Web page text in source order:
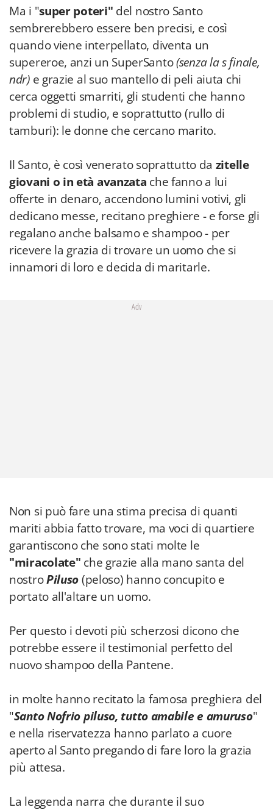
Ma i "super poteri" del nostro Santo
sembrerebbero essere ben precisi, e così
quando viene interpellato, diventa un
supereroe, anzi un SuperSanto(senza la s finale,
ndr) e grazie al suo mantello di peli aiuta chi
cerca oggetti smarriti, gli studenti che hanno
problemi di studio, e soprattutto (rullo di
tamburi): le donne che cercano marito.
Il Santo, è così venerato soprattutto da zitelle
giovani o in età avanzata che fanno a lui
offerte in denaro, accendono lumini votivi, gli
dedicano messe, recitano preghiere - e forse gli
regalano anche balsamo e shampoo - per
ricevere la grazia di trovare un uomo che si
innamori di loro e decida di maritarle.
Adv
Non si può fare una stima precisa di quanti
mariti abbia fatto trovare, ma voci di quartiere
garantiscono che sono stati molte le
"miracolate" che grazie alla mano santa del
nostroPiluso(peloso) hanno concupito e
portato all'altare un uomo.
Per questo i devoti più scherzosi dicono che
potrebbe essere il testimonial perfetto del
nuovo shampoo della Pantene.
in molte hanno recitato la famosa preghiera del
"Santo Nofrio piluso, tutto amabile e amuruso"
e nella riservatezza hanno parlato a cuore
aperto al Santo pregando di fare loro la grazia
più attesa.
La leggenda narra che durante il suo